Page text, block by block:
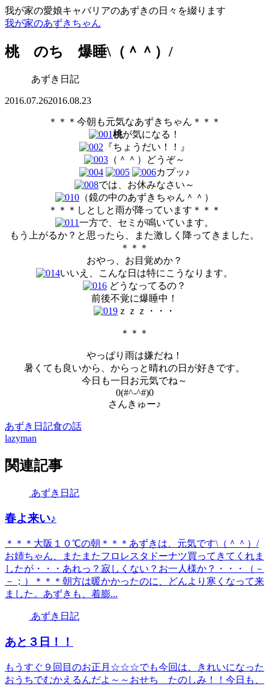
我が家の愛娘キャバリアのあずきの日々を綴ります
我が家のあずきちゃん
桃 のち 爆睡\（＾＾）/
あずき日記
2016.07.262016.08.23
＊＊＊今朝も元気なあずきちゃん＊＊＊
桃が気になる！
『ちょうだい！！』
（＾＾）どうぞ～
カプッ♪
では、お休みなさい～
（鏡の中のあずきちゃん＾＾）
＊＊＊しとしと雨が降っています＊＊＊
一方で、セミが鳴いています。
もう上がるか？と思ったら、また激しく降ってきました。
＊＊＊
おやっ、お目覚めか？
いいえ、こんな日は特にこうなります。
どうなってるの？
前後不覚に爆睡中！
ｚｚｚ・・・
＊＊＊
やっぱり雨は嫌だね！
暑くても良いから、からっと晴れの日が好きです。
今日も一日お元気でね～
0(#^-^#)0
さんきゅー♪
あずき日記食の話
lazyman
関連記事
あずき日記
春よ来い♪
＊＊＊大阪１０℃の朝＊＊＊あずきは、元気です\（＾＾）/
お姉ちゃん、またまたフロレスタドーナツ買ってきてくれま
したが・・・あれっ？寂しくない？お一人様か？・・・（－
－；）＊＊＊朝方は暖かかったのに、どんより寒くなって来
ました。あずきも、着膨...
あずき日記
あと３日！！
もうすぐ９回目のお正月☆☆☆でも今回は、きれいになった
おうちでむかえるんだよ～～おせち たのしみ！！今日も、